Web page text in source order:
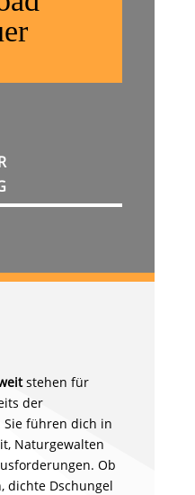
stehen für
der
führen dich in
Naturgewalten
Ob
dichte Dschungel